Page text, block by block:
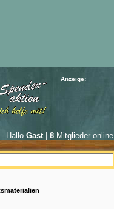
Anzeige:
Hallo Gast| 8Mitglieder online